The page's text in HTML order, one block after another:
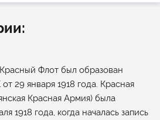
Флот был образован
29 января 1918 года. Красная
Красная Армия) была
1918 года, когда началась запись